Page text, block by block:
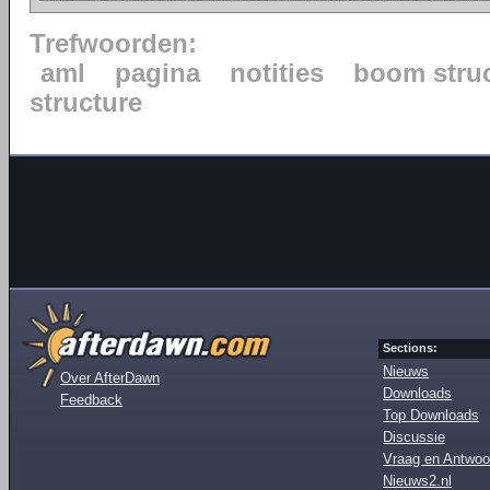
Trefwoorden:
aml
pagina notities
boom
structure
Over AfterDawn
Feedback
Sections:
Nieuws
Downloads
Top Downloads
Discussie
Vraag en
Nieuws2.nl